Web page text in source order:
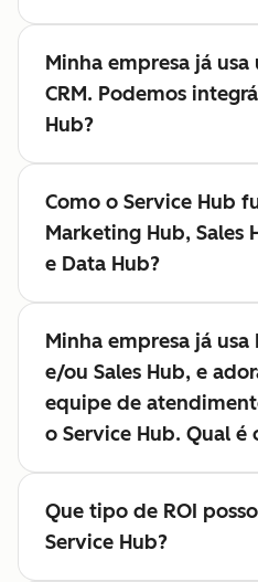
Minha empresa já
CRM. Podemos
Hub?
Como o Service Hub
Marketing Hub, Sales
e Data Hub?
Minha empresa já
e/ou Sales Hub, e
equipe de
o Service Hub. Qual é
Que tipo de ROI
Service Hub?